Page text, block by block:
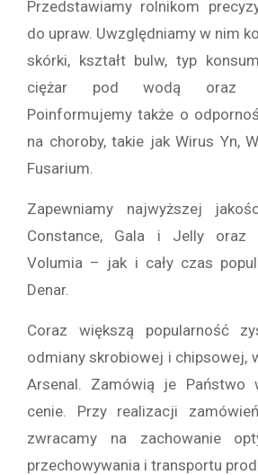
Przedstawiamy rolnikom
do upraw. Uwzględniamy w nim
skórki, kształt bulw, typ
ciężar pod wodą oraz
Poinformujemy także o
na choroby, takie jak Wirus Yn,
Fusarium.
Zapewniamy najwyższej
Constance, Gala i Jelly oraz
Volumia – jak i cały czas
Denar.
Coraz większą popularność
odmiany skrobiowej i chipsowej,
Arsenal. Zamówią je Państwo
cenie. Przy realizacji
zwracamy na zachowanie
przechowywania i transportu